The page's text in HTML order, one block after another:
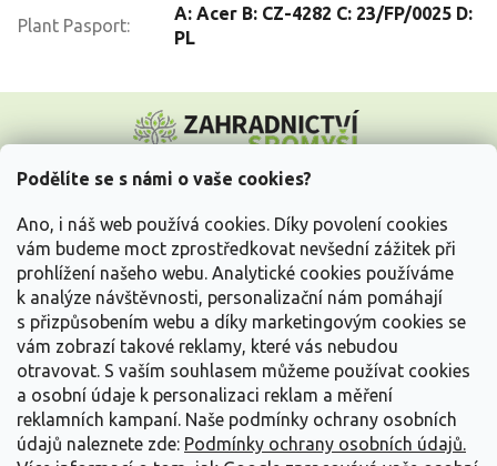
Podělíte se s námi o vaše cookies?
Ano, i náš web používá cookies. Díky povolení cookies
vám budeme moct zprostředkovat nevšední zážitek při
prohlížení našeho webu. Analytické cookies používáme
k analýze návštěvnosti, personalizační nám pomáhají
s přizpůsobením webu a díky marketingovým cookies se
vám zobrazí takové reklamy, které vás nebudou
otravovat. S vaším souhlasem můžeme používat cookies
a osobní údaje k personalizaci reklam a měření
reklamních kampaní. Naše podmínky ochrany osobních
údajů naleznete zde: Podmínky ochrany osobních údajů.
Plant Pasport:
A: Acer B: CZ-4282 C: 23/FP/0025 D:
PL
p
Vše o nákupu
Informace pro Vás
Kontakujte nás